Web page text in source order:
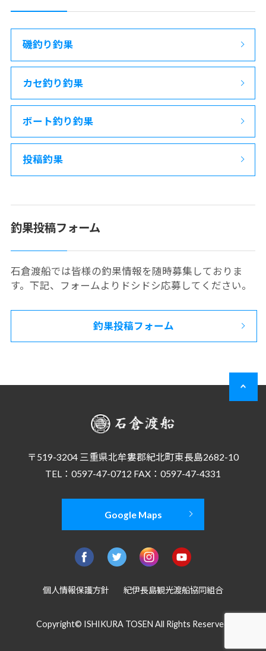
磯釣り釣果
カセ釣り釣果
ボート釣り釣果
投稿釣果
釣果投稿フォーム
石倉渡船では皆様の釣果情報を随時募集しておりま
す。下記、フォームよりドシドシ応募してください。
釣果投稿フォーム
〒519-3204 三重県北牟婁郡紀北町東長島2682-10
TEL：0597-47-0712 FAX：0597-47-4331
Google Maps
個人情報保護方針 紀伊長島観光渡船協同組合
Copyright© ISHIKURA TOSEN All Rights Reserved.